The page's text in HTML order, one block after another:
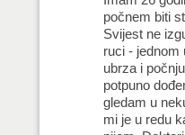
počnem biti
Svijest ne
ruci - jednom
ubrza i
potpuno
gledam u
mi je u redu